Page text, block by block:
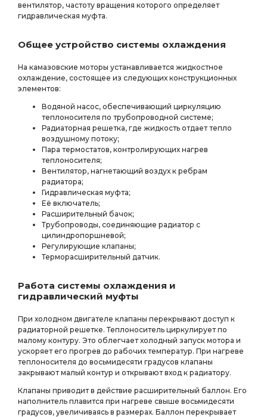
вентилятор, частоту вращения которого определяет
гидравлическая муфта.
Общее устройство системы охлаждения
На камазовские моторы устанавливается жидкостное
охлаждение, состоящее из следующих конструкционных
элементов:
Водяной насос, обеспечивающий циркуляцию
теплоносителя по трубопроводной системе;
Радиаторная решетка, где жидкость отдает тепло
воздушному потоку;
Пара термостатов, контролирующих нагрев
теплоносителя;
Вентилятор, нагнетающий воздух к ребрам
радиатора;
Гидравлическая муфта;
Её включатель;
Расширительный бачок;
Трубопроводы, соединяющие радиатор с
цилиндропоршневой;
Регулирующие клапаны;
Терморасширительный датчик.
Работа системы охлаждения и
гидравлический муфты
При холодном двигателе клапаны перекрывают доступ к
радиаторной решетке. Теплоноситель циркулирует по
малому контуру. Это облегчает холодный запуск мотора и
ускоряет его прогрев до рабочих температур. При нагреве
теплоносителя до восьмидесяти градусов клапаны
закрывают малый контур и открывают вход к радиатору.
Клапаны приводит в действие расширительный баллон. Его
наполнитель плавится при нагреве свыше восьмидесяти
градусов, увеличиваясь в размерах. Баллон перекрывает